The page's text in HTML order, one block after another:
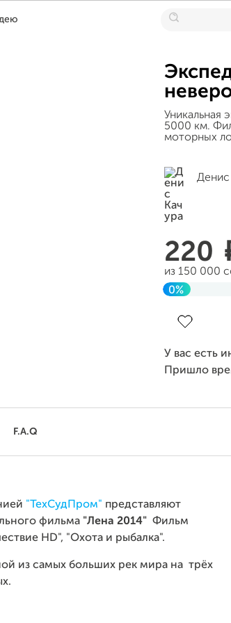
Уникальная
5000 км.
моторных
Денис
220
из 150 000
0%
У вас есть
Пришло
F.A.Q
"ТехСудПром" представляют
фильма "Лена 2014" Фильм
HD", "Охота и рыбалка".
из самых больших рек мира на трёх